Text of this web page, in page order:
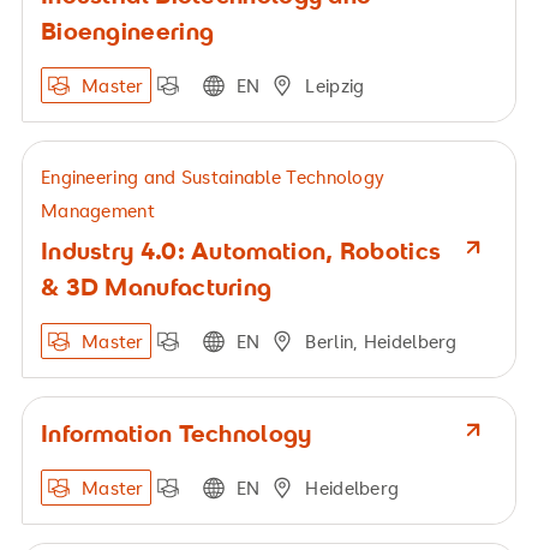
Bioengineering
Master EN Leipzig
Engineering and Sustainable Technology
Management
Industry 4.0: Automation, Robotics
& 3D Manufacturing
Master EN Berlin, Heidelberg
Information Technology
Master EN Heidelberg